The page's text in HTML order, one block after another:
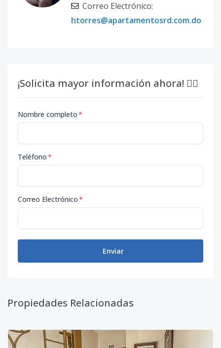
Correo Electrónico:
htorres@apartamentosrd.com.do
¡Solicita mayor información ahora! 👇🏽
Nombre completo*
Teléfono*
Correo Electrónico*
Enviar
Propiedades Relacionadas